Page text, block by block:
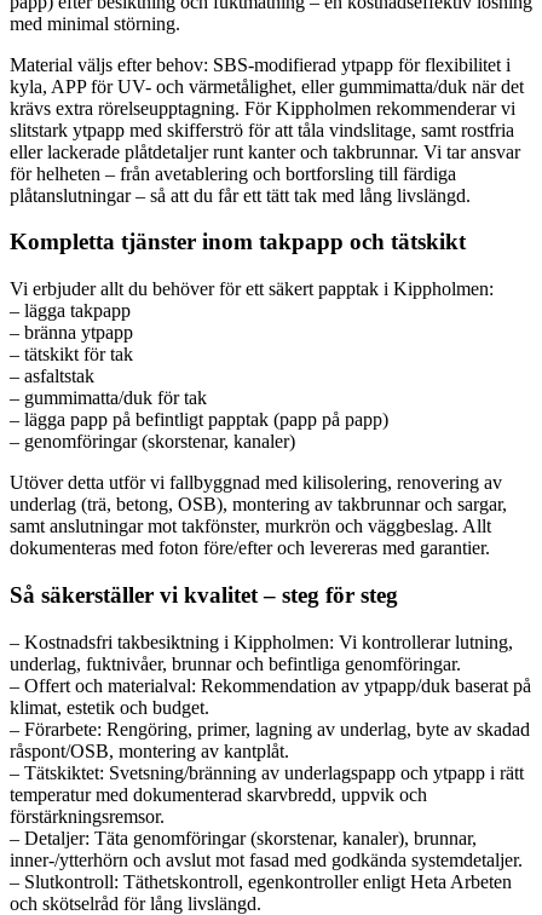
med minimal störning.
Material väljs efter behov: SBS-modifierad ytpapp för flexibilitet i
kyla, APP för UV- och värmetålighet, eller gummimatta/duk när det
krävs extra rörelseupptagning. För Kippholmen rekommenderar vi
slitstark ytpapp med skifferströ för att tåla vindslitage, samt rostfria
eller lackerade plåtdetaljer runt kanter och takbrunnar. Vi tar ansvar
för helheten – från avetablering och bortforsling till färdiga
plåtanslutningar – så att du får ett tätt tak med lång livslängd.
Kompletta tjänster inom takpapp och tätskikt
Vi erbjuder allt du behöver för ett säkert papptak i Kippholmen:
– lägga takpapp
– bränna ytpapp
– tätskikt för tak
– asfaltstak
– gummimatta/duk för tak
– lägga papp på befintligt papptak (papp på papp)
– genomföringar (skorstenar, kanaler)
Utöver detta utför vi fallbyggnad med kilisolering, renovering av
underlag (trä, betong, OSB), montering av takbrunnar och sargar,
samt anslutningar mot takfönster, murkrön och väggbeslag. Allt
dokumenteras med foton före/efter och levereras med garantier.
Så säkerställer vi kvalitet – steg för steg
– Kostnadsfri takbesiktning i Kippholmen: Vi kontrollerar lutning,
underlag, fuktnivåer, brunnar och befintliga genomföringar.
– Offert och materialval: Rekommendation av ytpapp/duk baserat på
klimat, estetik och budget.
– Förarbete: Rengöring, primer, lagning av underlag, byte av skadad
råspont/OSB, montering av kantplåt.
– Tätskiktet: Svetsning/bränning av underlagspapp och ytpapp i rätt
temperatur med dokumenterad skarvbredd, uppvik och
förstärkningsremsor.
– Detaljer: Täta genomföringar (skorstenar, kanaler), brunnar,
inner-/ytterhörn och avslut mot fasad med godkända systemdetaljer.
– Slutkontroll: Täthetskontroll, egenkontroller enligt Heta Arbeten
och skötselråd för lång livslängd.